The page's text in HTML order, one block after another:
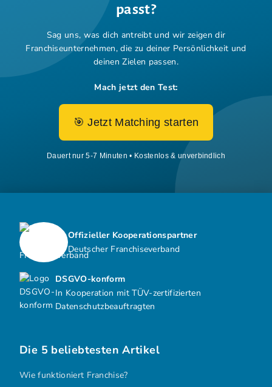
passt?
Sag uns, was dich antreibt und wir zeigen dir
Franchiseunternehmen, die zu deiner Persönlichkeit und
deinen Zielen passen.
Mach jetzt den Test:
🎯 Jetzt Matching starten
Dauert nur 5-7 Minuten • Kostenlos & unverbindlich
DSGVO-konform
In Kooperation mit TÜV-zertifizierten
Datenschutzbeauftragten
Offizieller Kooperationspartner
Deutscher Franchiseverband
Die 5 beliebtesten Artikel
Wie funktioniert Franchise?